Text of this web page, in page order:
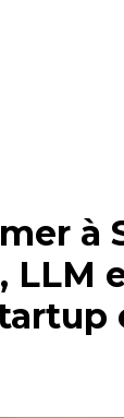
à
LLM